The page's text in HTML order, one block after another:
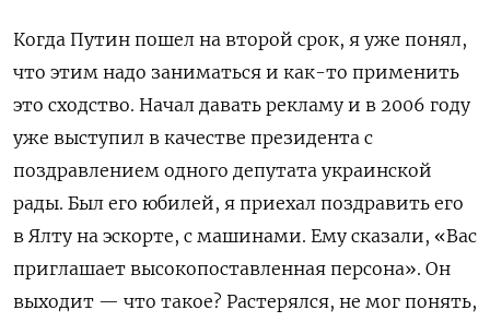
Когда Путин пошел на второй срок, я уже понял,
что этим надо заниматься и как-то применить
это сходство. Начал давать рекламу и в 2006 году
уже выступил в качестве президента с
поздравлением одного депутата украинской
рады. Был его юбилей, я приехал поздравить его
в Ялту на эскорте, с машинами. Ему сказали, «Вас
приглашает высокопоставленная персона». Он
выходит — что такое? Растерялся, не мог понять,